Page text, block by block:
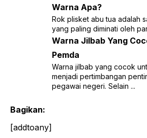
Warna Apa?
Rok plisket abu tua adalah
yang paling diminati oleh
Warna Jilbab Yang
Pemda
Warna jilbab yang cocok
menjadi pertimbangan
pegawai negeri. Selain ...
Bagikan:
[addtoany]